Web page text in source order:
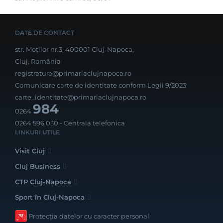
DATE DE CONTACT
str. Moților nr.3, 400001 Cluj-Napoca,
Cluj, România
registratura@primariaclujnapoca.ro
Comunicare carte de identitate conform Legii 9/2023:
carte_identitate@primariaclujnapoca.ro
0264984
0264 596 030 - Centrala telefonica
LINKURI UTILE
Visit Cluj
Cluj Business
CTP Cluj-Napoca
Sport în Cluj-Napoca
Protecția datelor cu caracter personal